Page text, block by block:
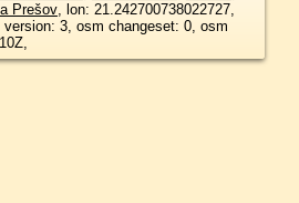
Prešov, lon: 21.242700738022727,
version: 3, osm changeset: 0, osm